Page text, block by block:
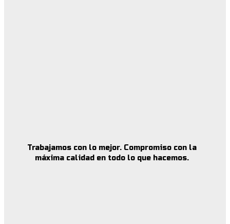
Trabajamos con lo mejor. Compromiso con la
máxima calidad en todo lo que hacemos.